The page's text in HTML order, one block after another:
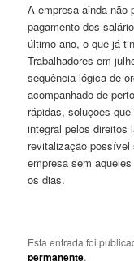
A empresa ainda não
pagamento dos
último ano, o que já
Trabalhadores em
sequência lógica de
acompanhado de
rápidas, soluções
integral pelos direitos
revitalização possível
empresa sem
os dias.
Esta entrada foi
permanente.